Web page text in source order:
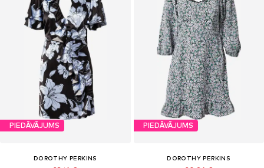
PIEDĀVĀJUMS
DOROTHY PERKINS
PIEDĀVĀJUMS
DOROTHY PERKINS